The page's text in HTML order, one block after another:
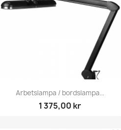
Snabbvy
Arbetslampa / bordslampa...
1 375,00 kr